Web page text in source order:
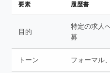
要素 履歴書
目的
特定の求人
募
トーン フォーマル